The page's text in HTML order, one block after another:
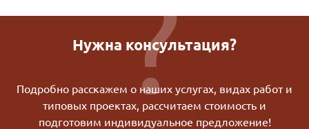
Нужна консультация?
Подробно расскажем о наших услугах, видах работ и
типовых проектах, рассчитаем стоимость и
подготовим индивидуальное предложение!